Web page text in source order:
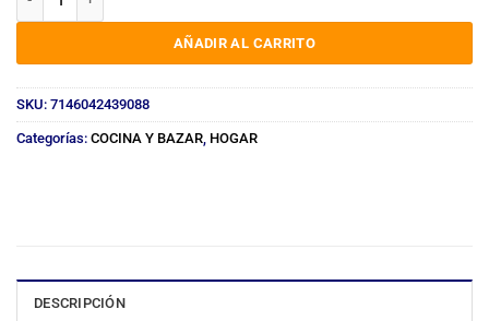
AÑADIR AL CARRITO
SKU: 7146042439088
Categorías: COCINA Y BAZAR, HOGAR
DESCRIPCIÓN